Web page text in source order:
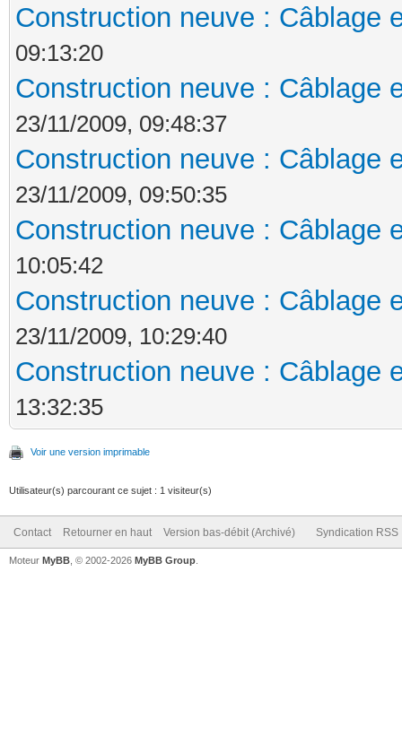
Construction neuve : Câblage
09:13:20
Construction neuve : Câblage
23/11/2009, 09:48:37
Construction neuve : Câblage
23/11/2009, 09:50:35
Construction neuve : Câblage
10:05:42
Construction neuve : Câblage
23/11/2009, 10:29:40
Construction neuve : Câblage
13:32:35
Voir une version imprimable
Utilisateur(s) parcourant ce sujet : 1 visiteur(s)
Contact Retourner en haut Version bas-débit (Archivé) Syndication RSS
Moteur MyBB , © 2002-2026 MyBB Group